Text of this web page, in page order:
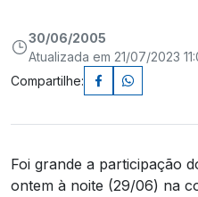
30/06/2005
Atualizada em 21/07/2023
Compartilhe:
Foi grande a participação
ontem à noite (29/06) na